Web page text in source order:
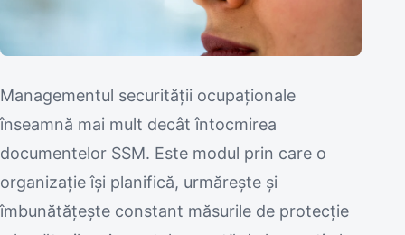
Managementul securității ocupaționale
înseamnă mai mult decât întocmirea
documentelor SSM. Este modul prin care o
organizație își planifică, urmărește și
îmbunătățește constant măsurile de protecție